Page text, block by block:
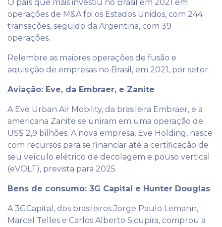
O país que mais investiu no Brasil em 2021 em
operações de M&A foi os Estados Unidos, com 244
transações, seguido da Argentina, com 39
operações.
Relembre as maiores operações de fusão e
aquisição de empresas no Brasil, em 2021, por setor.
Aviação: Eve, da Embraer, e Zanite
A Eve Urban Air Mobility, da brasileira Embraer, e a
americana Zanite se uniram em uma operação de
US$ 2,9 bilhões. A nova empresa, Eve Holding, nasce
com recursos para se financiar até a certificação de
seu veículo elétrico de decolagem e pouso vertical
(eVOLT), prevista para 2025.
Bens de consumo: 3G Capital e Hunter Douglas
A 3GCapital, dos brasileiros Jorge Paulo Lemann,
Marcel Telles e Carlos Alberto Sicupira, comprou a